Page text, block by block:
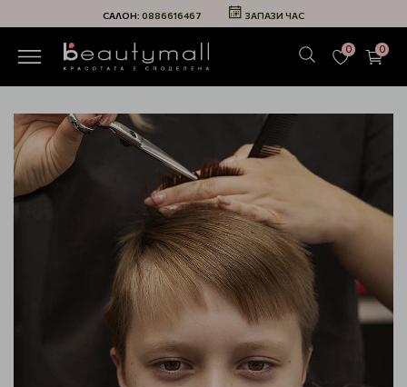
САЛОН: 0886616467 ЗАПАЗИ ЧАС
0 0